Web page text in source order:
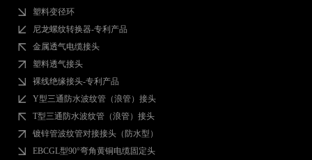
塑料变径环
尼龙螺纹转换器-专利产品
金属透气电缆接头
塑料透气接头
裸线绝缘接头-专利产品
Y型三通防水波纹管（浪管）接头
T型三通防水波纹管（浪管）接头
镀锌管波纹管对接接头（防水型）
EBCGL型90°弯角黄铜电缆固定头